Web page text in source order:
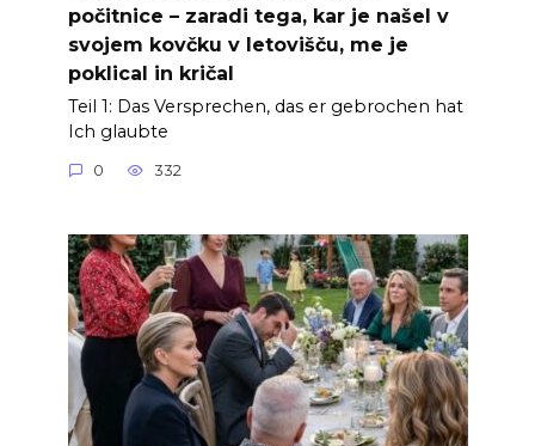
počitnice – zaradi tega, kar je našel v
svojem kovčku v letovišču, me je
poklical in kričal
Teil 1: Das Versprechen, das er gebrochen hat
Ich glaubte
0 332